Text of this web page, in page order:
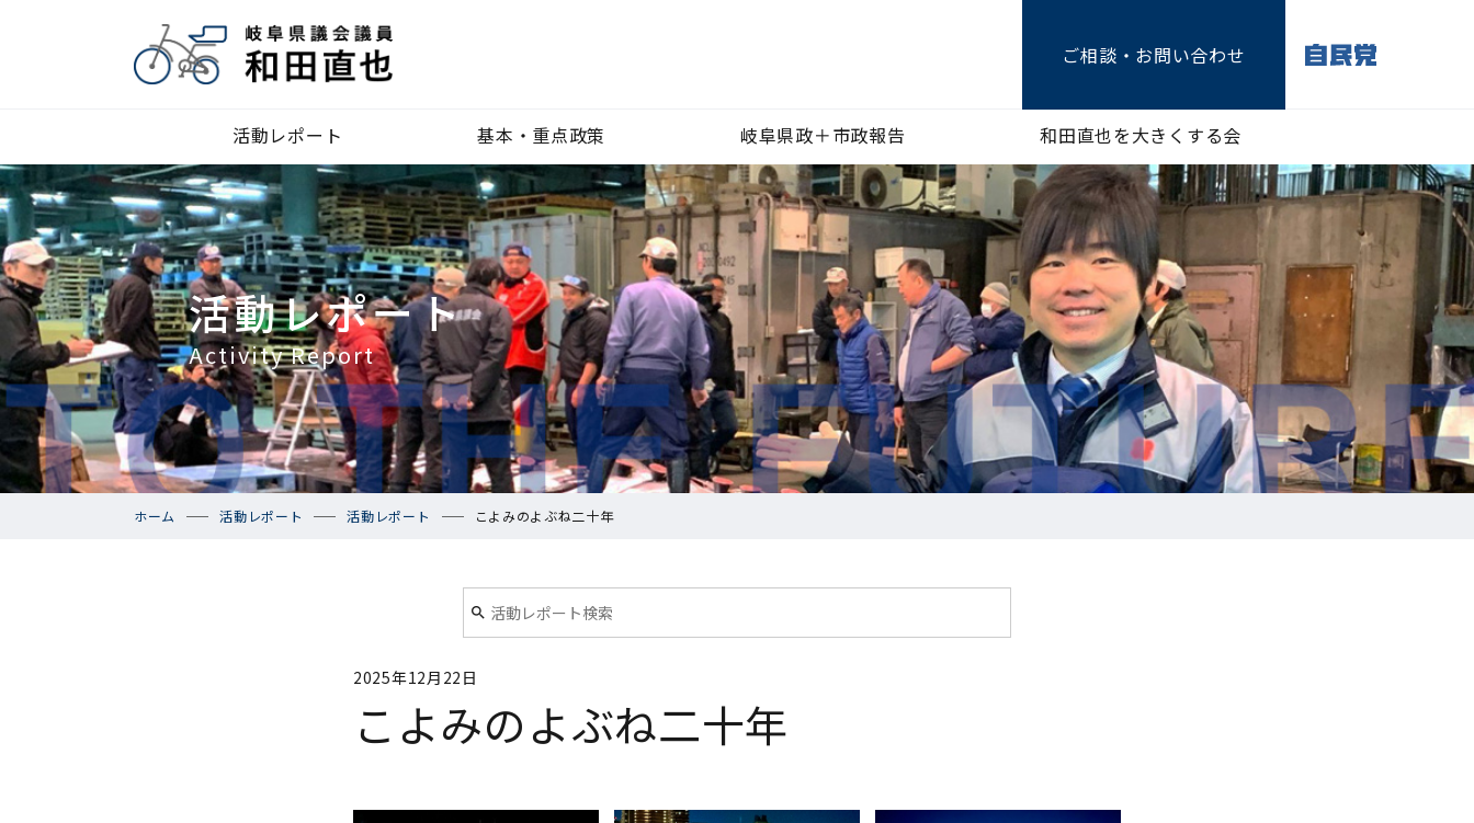
ご相談 ・お問い合わせ
活動レポート 基本・重点政策 岐阜県政＋市政報告 和田直也を大きくする会
活動レポート
Activity Report
ホーム 活動レポート 活動レポート こよみのよぶね二十年
2025年12月22日
こよみのよぶね二十年